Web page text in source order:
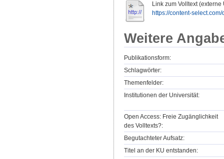
Link zum Volltext (externe
https://content-
Weitere
Publikationsform:
Schlagwörter:
Themenfelder:
Institutionen der Universität:
Open Access: Freie Zugänglichkeit
des Volltexts?:
Begutachteter Aufsatz:
Titel an der KU entstanden: